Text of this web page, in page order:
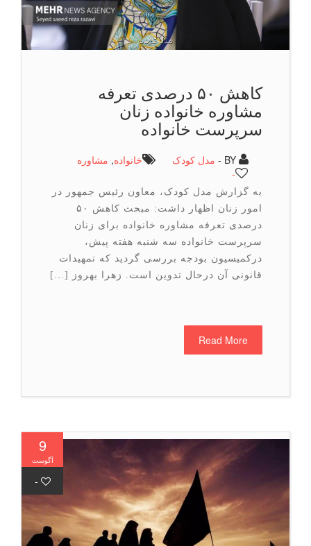
کاهش ۵۰ درصدی تعرفه
مشاوره خانواده زنان
سرپرست خانواده
مدل کودک خانواده,مشاوره
به گزارش مدل کودک، معاون رئیس جمهور در
امور زنان اظهار داشت: مبحث کاهش ۵۰
درصدی تعرفه مشاوره خانواده برای زنان
سرپرست خانواده سه شنبه هفته پیش،
درکمیسیون بودجه بررسی گردید که تمهیدات
قانونی آن درحال تدوین است. زهرا بهروز […]
Read More
9